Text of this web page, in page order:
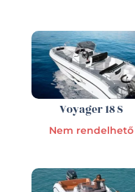
Voyager 18 S
Nem rendelhető